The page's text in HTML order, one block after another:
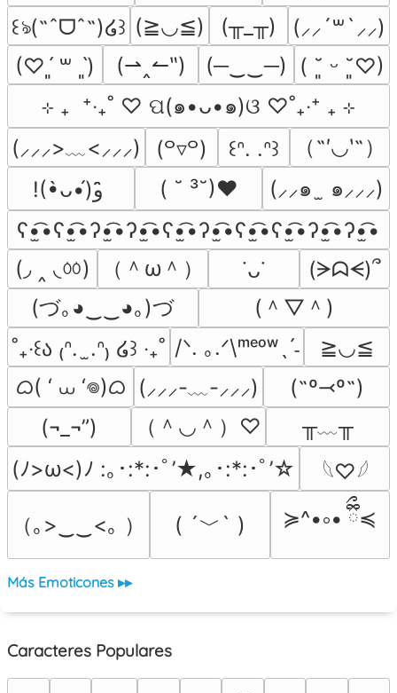
꒰ঌ(˶ˆᗜˆ˵)໒꒱ (≧◡≦) (╥_╥)
(⸝⸝´꒳`⸝⸝)
(♡ˊ͈ ꒳ ˋ͈)
(⇀‸↼‶) (─‿‿─)
( ˘͈ ᵕ ˘͈♡)
⊹ ₊  ⁺‧₊˚ ♡ ପ(๑•ᴗ•๑)ଓ ♡˚₊‧⁺ ₊ ⊹
(⸝⸝⸝>﹏<⸝⸝⸝)
(꒪▿꒪) ꒰ᐢ. .ᐢ꒱
（˶′◡‵˶）
( ˘ ³˘)♥
(⸝⸝๑  ̫ ๑⸝⸝⸝)
ʕ•̫͡•ʕ•̫͡•ʔ•̫͡•ʔ•̫͡•ʕ•̫͡•ʔ•̫͡•ʕ•̫͡•ʕ•̫͡•ʔ•̫͡•ʔ•̫͡•
(◞ ‸ ◟ㆀ)
（＾ω＾） ˙ᴗ˙
(ᗒᗣᗕ)՞
(づ｡◕‿‿◕｡)づ
(＾▽＾)
˚₊‧꒰ა ₍ᐢ.  ̫.ᐢ₎ ໒꒱ ‧₊˚ /ᐠ. ｡.ᐟ\ᵐᵉᵒʷˎˊ˗
≧◡≦
ᜊ( ‘ ⩊ ‘𖦹)ᜊ (⸝⸝⸝-﹏-⸝⸝⸝)
(˶º⤙º˶)
(¬_¬”)
（＾◡＾）♡
╥﹏╥
(ﾉ>ω<)ﾉ :｡･:*:･ﾟ’★,｡･:*:･ﾟ’☆
𓆩♡𓆪
（｡>‿‿<｡ ） ( ´﹀` ) ≽^•༚• ྀིྀ≼
Más Emoticones ▸▸
Caracteres Populares